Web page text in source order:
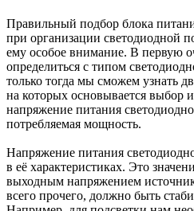
Правильный подбор блока
при организации светодиодной
ему особое внимание. В первую
определиться с типом
только тогда мы сможем узнать
на которых основывается выбор
напряжение питания
потребляемая мощность.
Напряжение питания
в её характеристиках. Это
выходным напряжением
всего прочего, должно быть